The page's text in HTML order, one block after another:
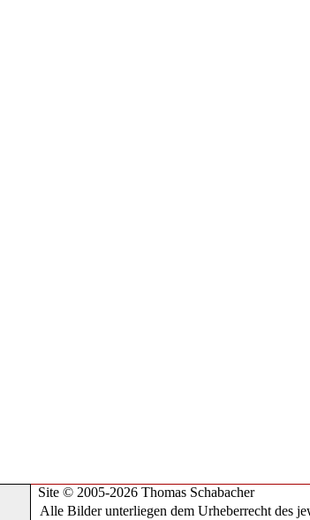
Site © 2005-2026 Thomas Schabacher
Alle Bilder unterliegen dem Urheberrecht des